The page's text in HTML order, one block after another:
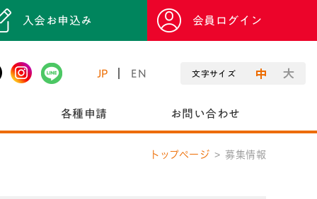
入会お申込み 会員ログイン
JP EN 文字サイズ
各種申請 お問い合わせ
トップページ 募集情報